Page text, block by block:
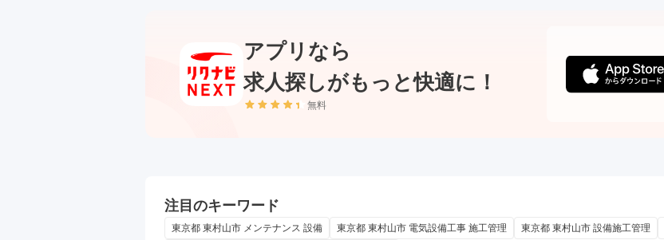
アプリなら
求人探しがもっと快適に！
無料
注目のキーワード
東京都 東村山市 メンテナンス 設備 東京都 東村山市 電気設備工事 施工管理 東京都 東村山市 設備施工管理